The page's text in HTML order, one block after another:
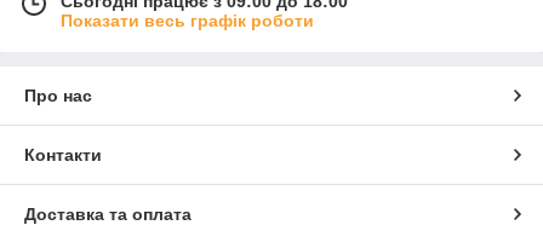
Показати весь графік роботи
Про нас
Контакти
Доставка та оплата